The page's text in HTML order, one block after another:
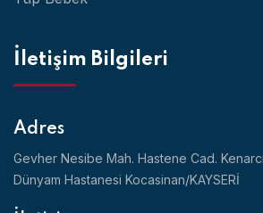
İletişim Bilgileri
Adres
Gevher Nesibe Mah. Hastene Cad.
Dünyam Hastanesi Kocasinan/KAYSERİ